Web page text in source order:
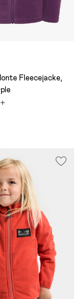
Fleecejacke,